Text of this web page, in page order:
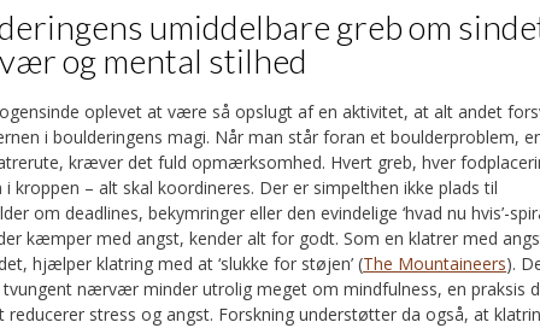
på en rute – en teknik, forskning har vist kan forbedre
oplevelser med klatring, både på og uden for væggen, kan
selvrefleksion. Det er også værd at huske på, at overordnet
afbalanceret livsstil, herunder god ernæring, spiller en rolle.
ellers bruges på planlægning og indkøb, kan løsninger som
leveret til dørenvære en hjælp for nogle til at opretholde
så fokus kan forblive på aktiviteter som klatring, der styrker
tilgang, er koncepter som Bouldering Psychotherapy
med psykoterapeutiske interventioner som kognitiv
( Uniklinikum Erlangen). Studier har vist, at BPT kan være mere
af depression. Selvom nogle studier, som et
og PTSD, ikke fandt klatring markant bedre end andre
umiddelbare greb om
og mental stilhed
oplevet at være så opslugt af en aktivitet, at alt andet
i boulderingens magi. Når man står foran et boulderproblem,
kræver det fuld opmærksomhed. Hvert greb, hver
i kroppen – alt skal koordineres. Der er simpelthen ikke plads til
om deadlines, bekymringer eller den evindelige ‘hvad nu hvis’-
kæmper med angst, kender alt for godt. Som en klatrer med
hjælper klatring med at ‘slukke for støjen’ (The Mountaineers).
nærvær minder utrolig meget om mindfulness, en praksis
reducerer stress og angst. Forskning understøtter da også, at